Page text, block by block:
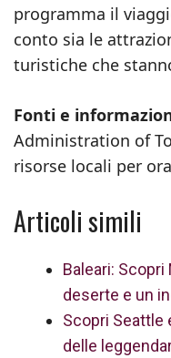
programma il
conto sia le
turistiche che
Fonti e
Administration of
risorse locali per
Articoli simili
Baleari: Scopri
deserte e un
Scopri Seattle
delle